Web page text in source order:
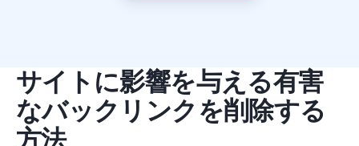
サイトに影響を与える有害
なバックリンクを削除する
方法